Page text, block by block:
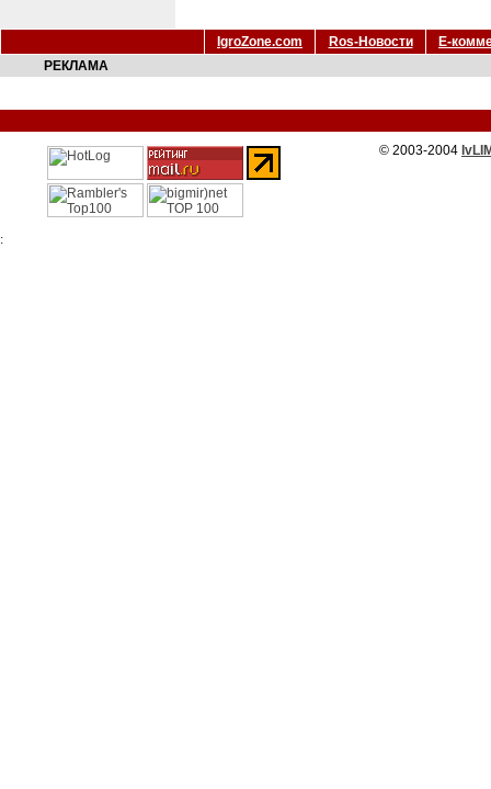
IgroZone.com Ros-Новости
Е-
РЕКЛАМА
© 2003-2004
: